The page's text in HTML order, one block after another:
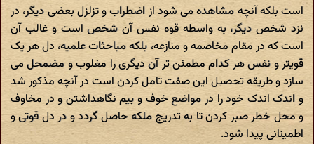
است بلکه آنچه مشاهده می شود از اضطراب و تزلزل بعضی دیگر، در
نزد شخص دیگر، به واسطه قوه نفس آن شخص است و غالب آن
است که در مقام مخاصمه و منازعه، بلکه مباحثات علمیه، دل هر یک
قویتر و نفس هر کدام مطمئن تر آن دیگری را مغلوب و مضمحل می
سازد و طریقه تحصیل این صفت تامل کردن است در آنچه مذکور شد
و اندک اندک خود را در مواضع خوف و بیم نگاهداشتن و در مخاوف
و محل خطر صبر کردن تا به تدریج ملکه حاصل گردد و در دل قوتی و
اطمینانی پیدا شود.